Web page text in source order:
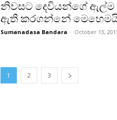
නිවසට දෙවියන්ගේ ඇල්ම
ඇති කරගන්නේ
Sumanadasa Bandara - October 13,
1 2 3